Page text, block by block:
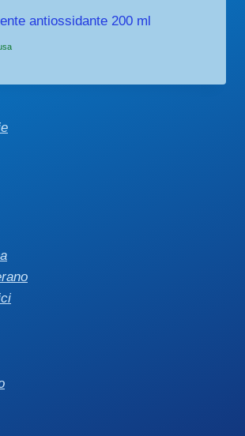
antiossidante 200 ml